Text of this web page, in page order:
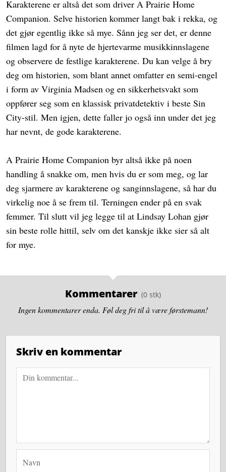
Karakterene er altså det som driver A Prairie Home
Companion. Selve historien kommer langt bak i rekka, og
det gjør egentlig ikke så mye. Sånn jeg ser det, er denne
filmen lagd for å nyte de hjertevarme musikkinnslagene
og observere de festlige karakterene. Du kan velge å bry
deg om historien, som blant annet omfatter en semi-engel
i form av Virginia Madsen og en sikkerhetsvakt som
oppfører seg som en klassisk privatdetektiv i beste Sin
City-stil. Men igjen, dette faller jo også inn under det jeg
har nevnt, de gode karakterene.
A Prairie Home Companion byr altså ikke på noen
handling å snakke om, men hvis du er som meg, og lar
deg sjarmere av karakterene og sanginnslagene, så har du
virkelig noe å se frem til. Terningen ender på en svak
femmer. Til slutt vil jeg legge til at Lindsay Lohan gjør
sin beste rolle hittil, selv om det kanskje ikke sier så alt
for mye.
Kommentarer
Ingen kommentarer enda. Føl deg fri til å være førstemann!
Skriv en kommentar
Navn